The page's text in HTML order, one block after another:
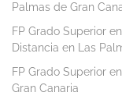
Palmas de Gran
FP Grado Superior
Distancia en Las
FP Grado Superior
Gran Canaria